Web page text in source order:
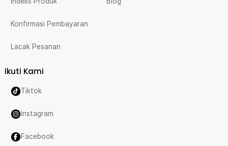
Konfirmasi Pembayaran
Lacak Pesanan
Ikuti Kami
Tiktok
Instagram
Facebook